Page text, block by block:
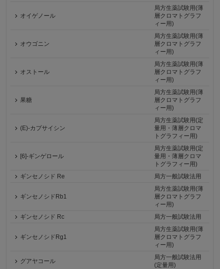
オイゲノール
局方生薬試験用(薄
層クロマトグラフ
ィー用)
オウゴニン
局方生薬試験用(薄
層クロマトグラフ
ィー用)
オストール
局方生薬試験用(薄
層クロマトグラフ
ィー用)
果糖
局方生薬試験用(薄
層クロマトグラフ
ィー用)
(E)-カプサイシン
局方生薬試験用(定
量用・薄層クロマ
トグラフィー用)
[6]-ギンゲロール
局方生薬試験用(定
量用・薄層クロマ
トグラフィー用)
ギンセノシド Re
局方一般試験法用
ギンセノシドRb1
局方生薬試験用(薄
層クロマトグラフ
ィー用)
ギンセノシド Rc
局方一般試験法用
ギンセノシドRg1
局方生薬試験用(薄
層クロマトグラフ
ィー用)
グアヤコール
局方一般試験法用
(定量用)